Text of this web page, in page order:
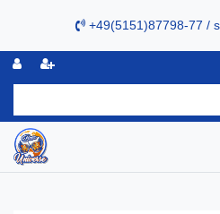
+49(5151)87798-77 /